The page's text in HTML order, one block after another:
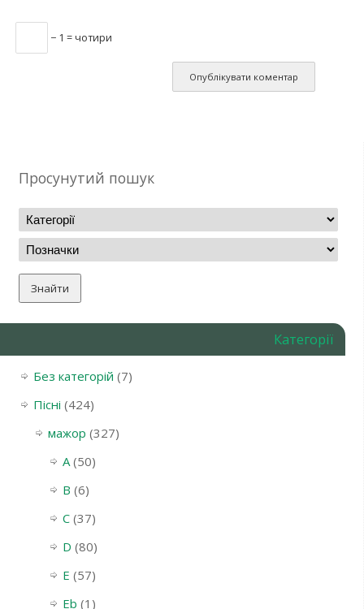
− 1 = чотири
Просунутий пошук
Категорії
Без категорій (7)
Пісні (424)
мажор (327)
A(50)
B (6)
C(37)
D (80)
E (57)
Eb (1)